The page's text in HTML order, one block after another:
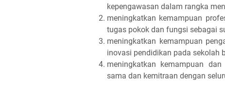
kepengawasan dalam rangka
meningkatkan kemampuan
tugas pokok dan fungsi sebagai
meningkatkan kemampuan
inovasi pendidikan pada sekolah
meningkatkan kemampuan
sama dan kemitraan dengan